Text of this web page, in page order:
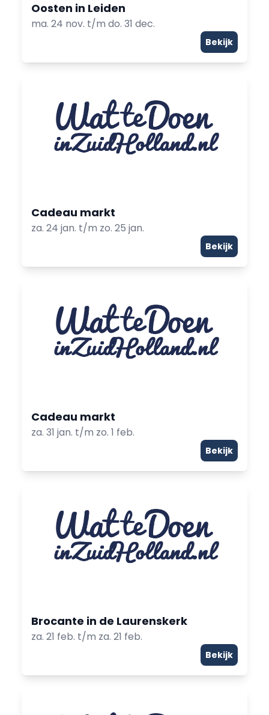
Oosten in Leiden
ma. 24 nov. t/m do. 31 dec.
Bekijk
Cadeau markt
za. 24 jan. t/m zo. 25 jan.
Bekijk
Cadeau markt
za. 31 jan. t/m zo. 1 feb.
Bekijk
Brocante in de Laurenskerk
za. 21 feb. t/m za. 21 feb.
Bekijk